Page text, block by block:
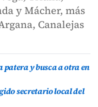
y Mácher, más
Canalejas
patera y busca a otra en
secretario local del